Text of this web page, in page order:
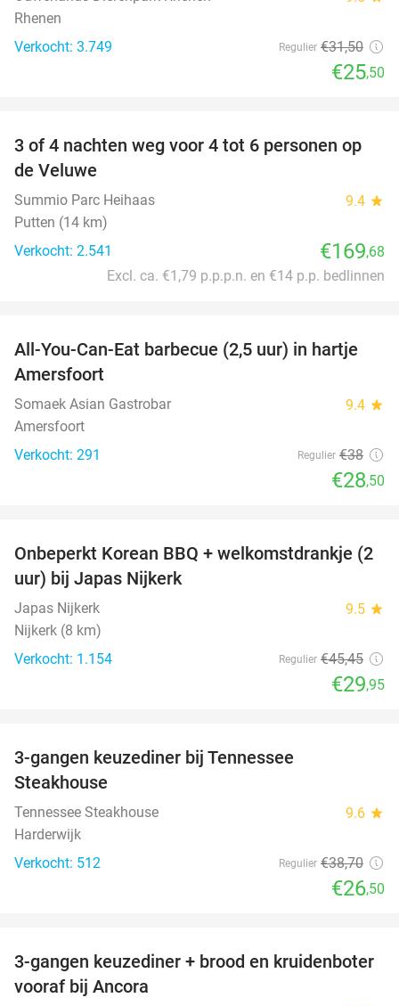
Rhenen
Verkocht: 3.749
Regulier €31,50
€25,50
3 of 4 nachten weg voor 4 tot 6 personen op
de Veluwe
Summio Parc Heihaas 9.4 star
Putten (14 km)
Verkocht: 2.541
€169,68
Excl. ca. €1,79 p.p.p.n. en €14 p.p. bedlinnen
25%
All-You-Can-Eat barbecue (2,5 uur) in hartje
Amersfoort
Somaek Asian Gastrobar 9.4 star
Amersfoort
Verkocht: 291
Regulier €38
€28,50
34%
Onbeperkt Korean BBQ + welkomstdrankje (2
uur) bij Japas Nijkerk
Japas Nijkerk 9.5 star
Nijkerk (8 km)
Verkocht: 1.154
Regulier €45,45
€29,95
3-gangen keuzediner bij Tennessee
Steakhouse
Tennessee Steakhouse 9.6 star
Harderwijk
Verkocht: 512
Regulier €38,70
€26,50
29%
3-gangen keuzediner + brood en kruidenboter
vooraf bij Ancora